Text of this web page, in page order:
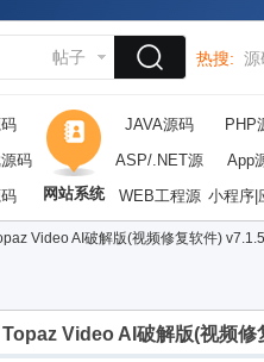
帖子 热搜: 源
码
网站系统
JAVA源码
PHP
ASP/.NET源
码
App
WEB工程源
码
小程序|
码
Video AI破解版(视频修复软件) v7.1.5
Topaz Video AI破解版(视频修